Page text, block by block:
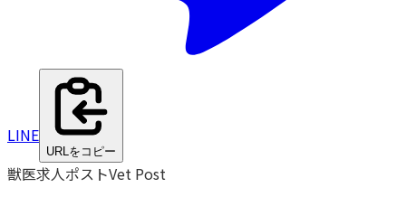
LINE
URLをコピー
獣医求人ポストVet Post